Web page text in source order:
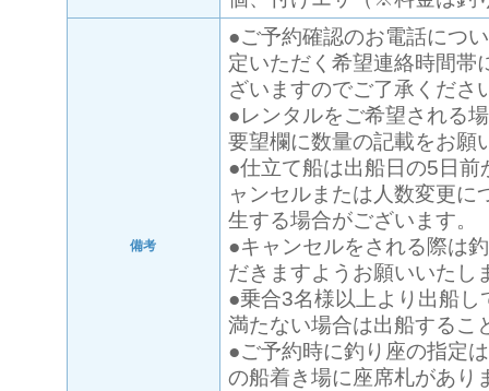
備考
●ご予約確認のお電話につ
定いただく希望連絡時間帯
ざいますのでご了承くださ
●レンタルをご希望される
要望欄に数量の記載をお願
●仕立て船は出船日の5日
ャンセルまたは人数変更に
生する場合がございます。
●キャンセルをされる際は
だきますようお願いいたし
●乗合3名様以上より出船
満たない場合は出船するこ
●ご予約時に釣り座の指定
の船着き場に座席札があり